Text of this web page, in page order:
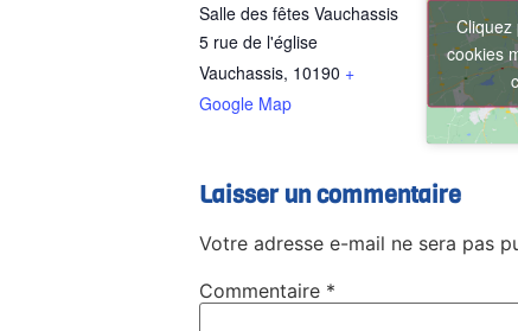
Salle des fêtes Vauchassis
5 rue de l'église
Vauchassis, 10190 +
Google Map
Cliquez
cookies
Laisser un commentaire
Votre adresse e-mail ne sera pas
Commentaire *